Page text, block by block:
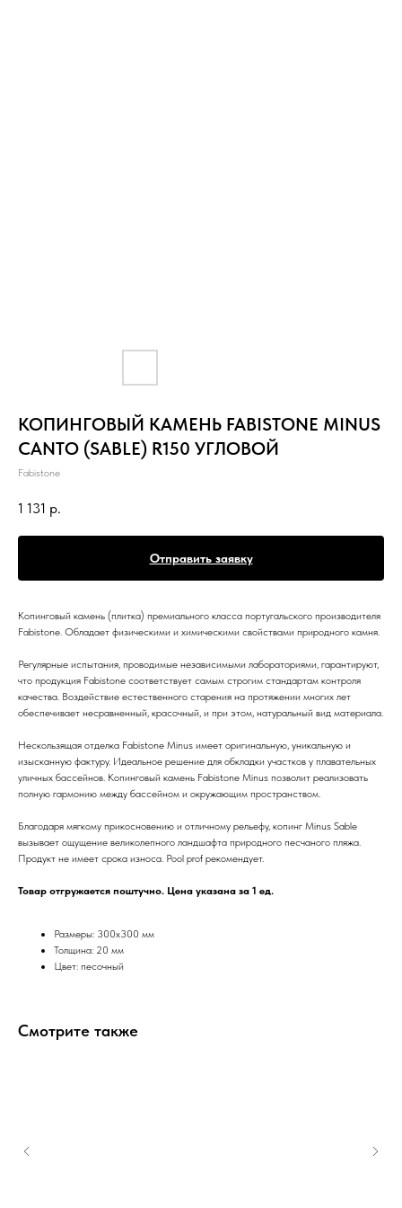
КОПИНГОВЫЙ КАМЕНЬ FABISTONE MINUS
CANTO (SABLE) R150 УГЛОВОЙ
Fabistone
1 131 р.
Отправить заявку
Копинговый камень (плитка) премиального класса португальского производителя
Fabistone. Обладает физическими и химическими свойствами природного камня.
Регулярные испытания, проводимые независимыми лабораториями, гарантируют,
что продукция Fabistone соответствует самым строгим стандартам контроля
качества. Воздействие естественного старения на протяжении многих лет
обеспечивает несравненный, красочный, и при этом, натуральный вид материала.
Нескользящая отделка Fabistone Minus имеет оригинальную, уникальную и
изысканную фактуру. Идеальное решение для обкладки участков у плавательных
уличных бассейнов. Копинговый камень Fabistone Minus позволит реализовать
полную гармонию между бассейном и окружающим пространством.
Благодаря мягкому прикосновению и отличному рельефу, копинг Minus Sable
вызывает ощущение великолепного ландшафта природного песчаного пляжа.
Продукт не имеет срока износа. Pool prof рекомендует.
Товар отгружается поштучно. Цена указана за 1 ед.
Размеры: 300х300 мм
Толщина: 20 мм
Цвет: песочный
Смотрите также